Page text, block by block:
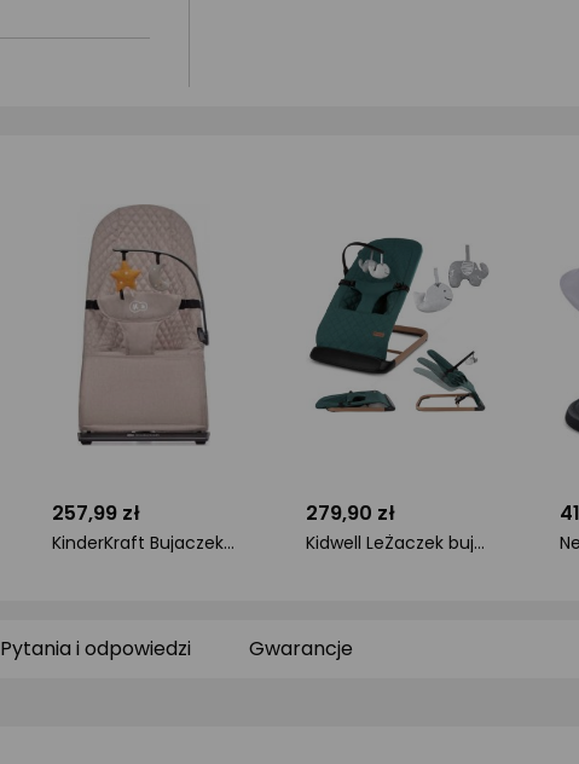
257,99 zł
KinderKraft Bujaczek Grawitacyjny MIMI beige (KBMIMI00BEG0000)
gwiazdki
279,90 zł
Kidwell LeŻaczek bujaczek kidwell laro skŁadany dla niemowlĄt zielony
gwiazdki
Pytania i odpowiedzi Gwarancje